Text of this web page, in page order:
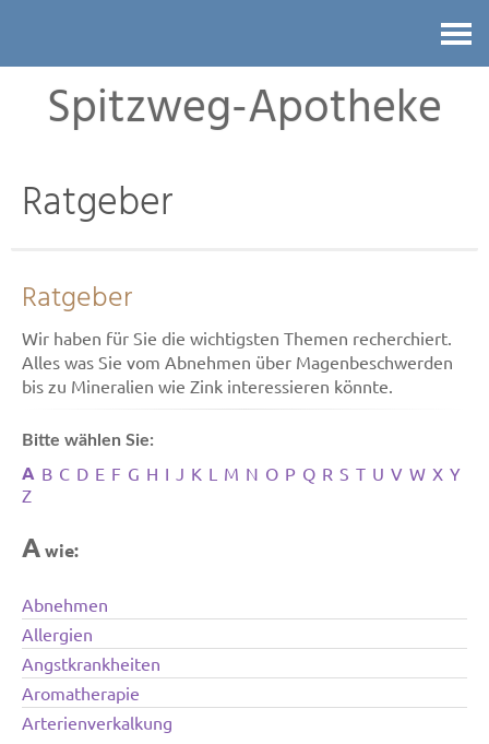
Spitzweg-Apotheke
Ratgeber
Ratgeber
Wir haben für Sie die wichtigsten Themen recherchiert.
Alles was Sie vom Abnehmen über Magenbeschwerden
bis zu Mineralien wie Zink interessieren könnte.
Bitte wählen Sie:
A B C D E F G H I J K L M N O P Q R S T U V W X Y
Z
Awie:
Abnehmen
Allergien
Angstkrankheiten
Aromatherapie
Arterienverkalkung